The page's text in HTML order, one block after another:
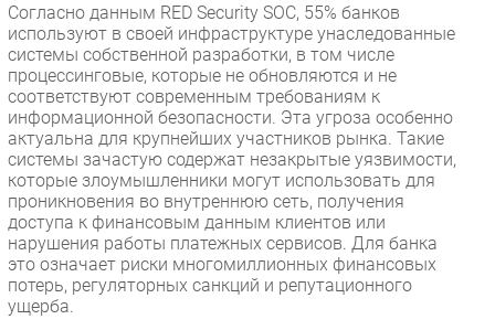
Проекты
IT класс
Тестовый стенд
Каталог компаний
Согласно данным RED Security SOC, 55% банков
используют в своей инфраструктуре унаследованные
системы собственной разработки, в том числе
процессинговые, которые не обновляются и не
соответствуют современным требованиям к
информационной безопасности. Эта угроза особенно
актуальна для крупнейших участников рынка. Такие
системы зачастую содержат незакрытые уязвимости,
которые злоумышленники могут использовать для
проникновения во внутреннюю сеть, получения
доступа к финансовым данным клиентов или
нарушения работы платежных сервисов. Для банка
это означает риски многомиллионных финансовых
потерь, регуляторных санкций и репутационного
ущерба.